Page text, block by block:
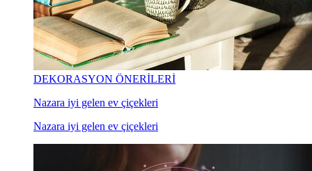
DEKORASYON ÖNERİLERİ
Nazara iyi gelen ev çiçekleri
Nazara iyi gelen ev çiçekleri